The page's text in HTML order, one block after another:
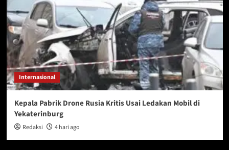
Internasional
Kepala Pabrik Drone Rusia Kritis Usai Ledakan Mobil di
Yekaterinburg
Redaksi 4 hari ago